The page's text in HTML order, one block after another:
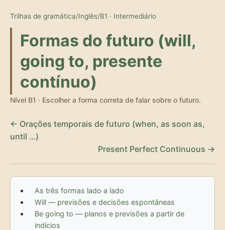
Trilhas de gramática/Inglês/B1 · Intermediário
Formas do futuro (will,
going to, presente
contínuo)
Nível B1 · Escolher a forma correta de falar sobre o futuro.
← Orações temporais de futuro (when, as soon as,
until …)
Present Perfect Continuous →
As três formas lado a lado
Will — previsões e decisões espontâneas
Be going to — planos e previsões a partir de
indícios